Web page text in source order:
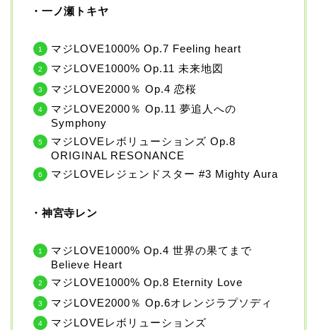
・一ノ瀬トキヤ
マジLOVE1000% Op.7 Feeling heart
マジLOVE1000% Op.11 未来地図
マジLOVE2000％ Op.4 恋桜
マジLOVE2000％ Op.11 夢追人への
Symphony
マジLOVEレボリューションズ Op.8
ORIGINAL RESONANCE
マジLOVEレジェンドスター #3 Mighty Aura
・神宮寺レン
マジLOVE1000% Op.4 世界の果てまで
Believe Heart
マジLOVE1000% Op.8 Eternity Love
マジLOVE2000％ Op.6オレンジラプソディ
マジLOVEレボリューションズ